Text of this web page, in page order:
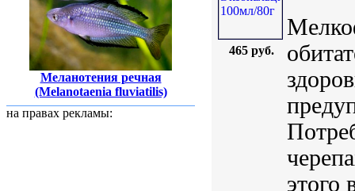
Меланотения речная
(Melanotaenia fluviatilis)
на правах рекламы:
465 руб.
этого